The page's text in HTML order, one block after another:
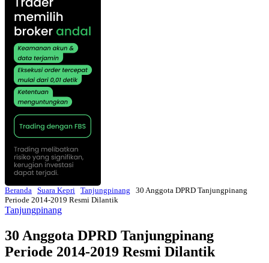
Beranda Suara Kepri Tanjungpinang
30 Anggota DPRD Tanjungpinang
Periode 2014-2019 Resmi Dilantik
Tanjungpinang
30 Anggota DPRD Tanjungpinang
Periode 2014-2019 Resmi Dilantik